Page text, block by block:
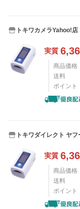
トキワカメラYahoo!店
実質
商品価格
送料
ポイント
トキワダイレクト ヤフ
実質
商品価格
送料
ポイント